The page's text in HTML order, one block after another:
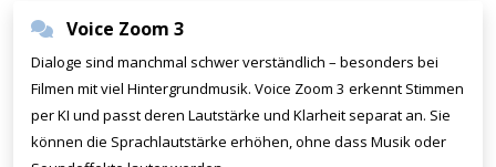
Voice Zoom 3
Dialoge sind manchmal schwer verständlich – besonders bei
Filmen mit viel Hintergrundmusik. Voice Zoom 3 erkennt Stimmen
per KI und passt deren Lautstärke und Klarheit separat an. Sie
können die Sprachlautstärke erhöhen, ohne dass Musik oder